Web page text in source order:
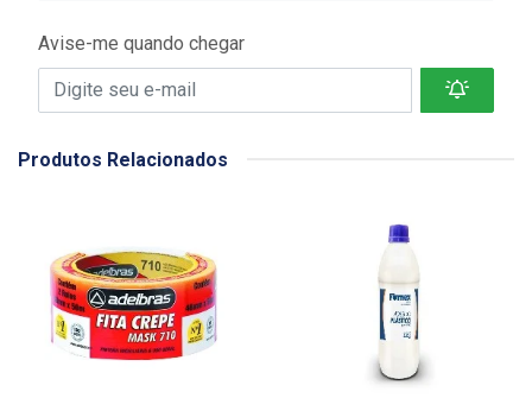
Avise-me quando chegar
Produtos Relacionados